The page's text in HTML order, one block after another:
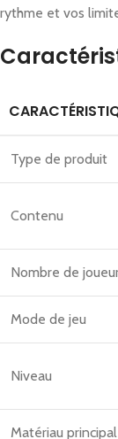
rythme et vos
Type de produit
Contenu
Nombre de
Mode de jeu
Niveau
Matériau principal